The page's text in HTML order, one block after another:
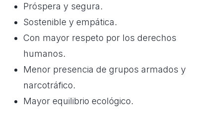
Próspera y segura.
Sostenible y empática.
Con mayor respeto por los derechos
humanos.
Menor presencia de grupos armados y
narcotráfico.
Mayor equilibrio ecológico.